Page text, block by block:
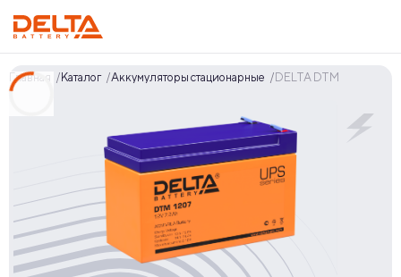
Главная Каталог Аккумуляторы стационарные DELTA DTM